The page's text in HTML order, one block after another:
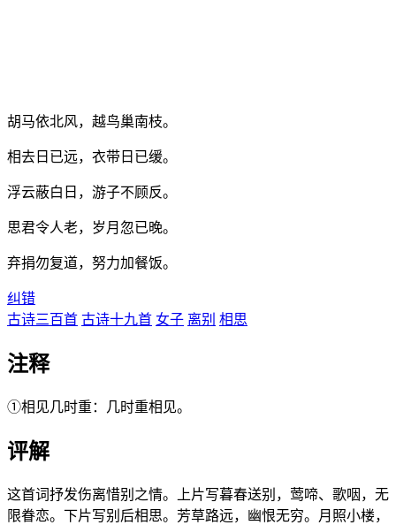
胡马依北风，越鸟巢南枝。
相去日已远，衣带日已缓。
浮云蔽白日，游子不顾反。
思君令人老，岁月忽已晚。
弃捐勿复道，努力加餐饭。
纠错
古诗三百首 古诗十九首 女子 离别 相思
注释
①相见几时重：几时重相见。
评解
这首词抒发伤离惜别之情。上片写暮春送别，莺啼、歌咽，无
限眷恋。下片写别后相思。芳草路远，幽恨无穷。月照小楼，